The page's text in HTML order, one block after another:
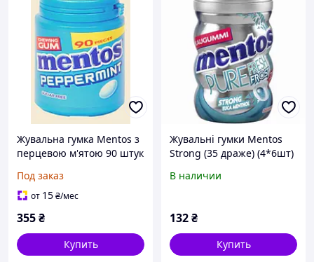
Жувальна гумка Mentos з
перцевою м'ятою 90 штук
Под заказ
от 15₴/мес
355₴
Купить
Жувальні гумки Mentos
Strong (35 драже) (4*6шт)
В наличии
132₴
Купить